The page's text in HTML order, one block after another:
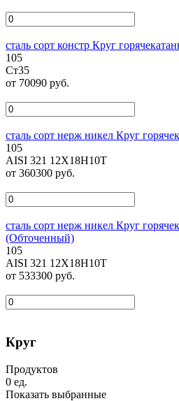
сталь сорт констр Круг
105
Ст35
от 70090 руб.
сталь сорт нерж никел Круг
105
AISI 321 12Х18Н10Т
от 360300 руб.
сталь сорт нерж никел Круг
(Обточенный)
105
AISI 321 12Х18Н10Т
от 533300 руб.
Круг
Продуктов
0 ед.
Показать выбранные